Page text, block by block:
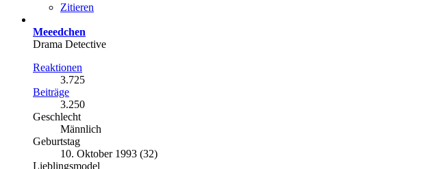
Zitieren
Meeedchen
Drama Detective
Reaktionen
3.725
Beiträge
3.250
Geschlecht
Männlich
Geburtstag
10. Oktober 1993 (32)
Lieblingsmodel